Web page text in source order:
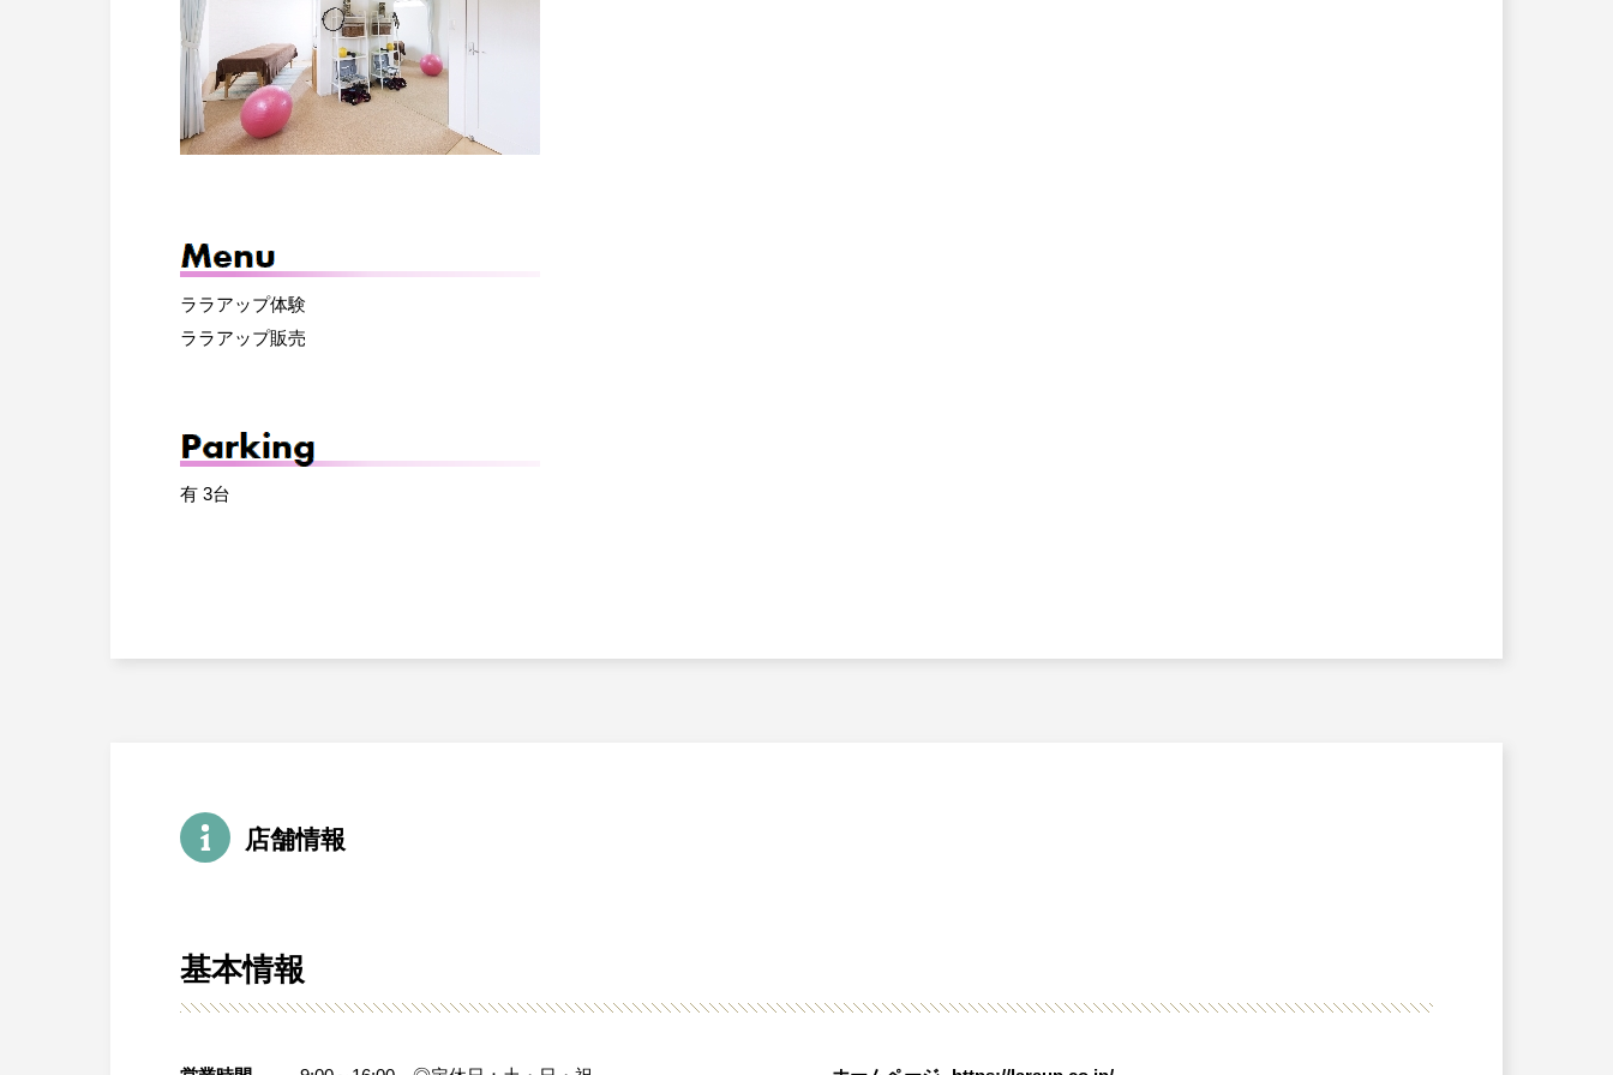
ララアップ体験
ララアップ販売
有 3台
店舗情報
基本情報